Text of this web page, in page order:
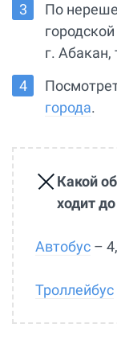
По
г. Абакан,
города.
Какой
ходит
Автобус –
Троллейбус